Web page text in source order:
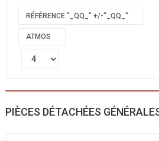
RÉFÉRENCE "_QQ_" +/-"_QQ_"
ATMOS
PIÈCES DÉTACHÉES